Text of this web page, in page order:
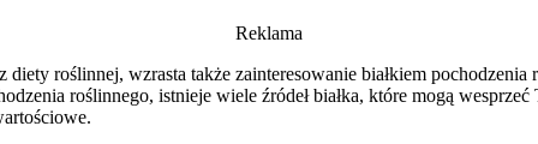
Reklama
roślinnej, wzrasta także zainteresowanie białkiem
roślinnego, istnieje wiele źródeł białka, które mogą